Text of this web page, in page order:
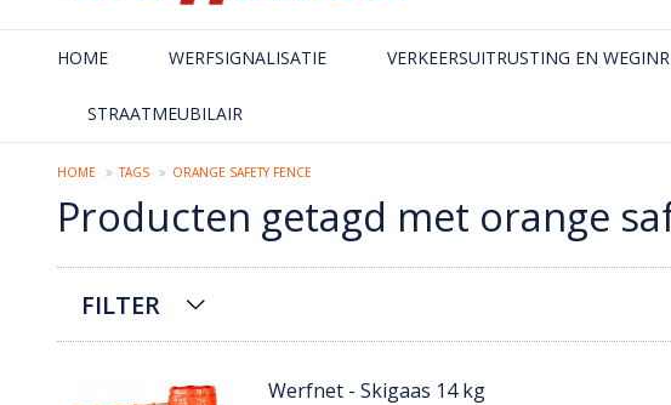
HOME WERFSIGNALISATIE VERKEERSUITRUSTING EN
STRAATMEUBILAIR
HOME TAGS ORANGE SAFETY FENCE
Producten getagd met orange
FILTER
Werfnet - Skigaas 14 kg